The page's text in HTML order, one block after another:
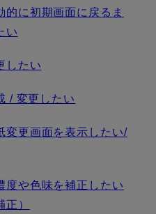
的に初期画面に戻るま
い
したい
/ 変更したい
変更画面を表示したい/
度や色味を補正したい
正）